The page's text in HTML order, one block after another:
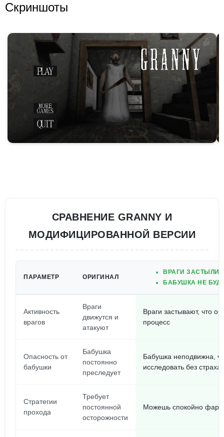
Скриншоты
СРАВНЕНИЕ GRANNY И
МОДИФИЦИРОВАННОЙ ВЕРСИИ
ПАРАМЕТР ОРИГИНАЛ
ВРАГИ ЗАСТЫЛИ
БАБУШКА НЕ
Активность
врагов
Враги
движутся и
атакуют
Враги застывают, что
процесс
Опасность от
бабушки
Бабушка
постоянно
преследует
Бабушка неподвижна,
исследовать без страха
Стратегии
прохода
Требует
постоянной
осторожности
Можешь спокойно